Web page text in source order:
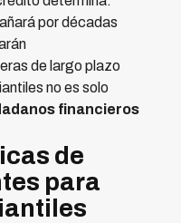
por décadas
de largo plazo
no es solo
financieros
de
para